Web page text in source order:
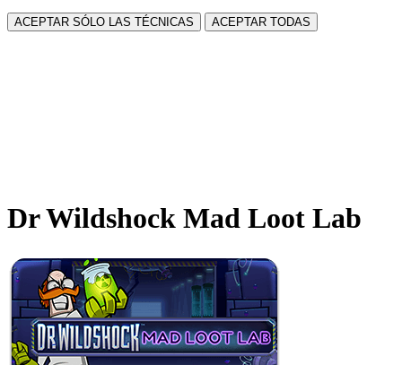
ACEPTAR SÓLO LAS TÉCNICAS ACEPTAR TODAS
Dr Wildshock Mad Loot Lab